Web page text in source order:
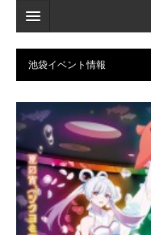
ホーム
検索
店舗・施設最新情報
口コミ
マイページ
ブックマーク
池袋イベント情報